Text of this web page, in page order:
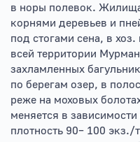
в норы полевок. Жилища
корнями деревьев и
под стогами сена, в
всей территории
захламленных
по берегам озер, в
реже на моховых
меняется в
плотность 90– 100